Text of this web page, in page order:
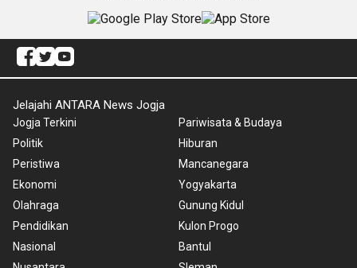
Jelajahi ANTARA News Jogja
Jogja Terkini
Politik
Peristiwa
Ekonomi
Olahraga
Pendidikan
Nasional
Pariwisata & Budaya
Hiburan
Mancanegara
Yogyakarta
Gunung Kidul
Kulon Progo
Bantul